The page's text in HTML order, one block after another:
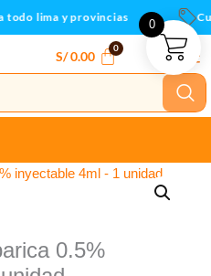
lima y provincias
S/0.00
0.5%
0